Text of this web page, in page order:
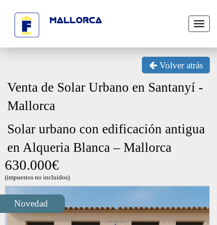
Toggle
Volver atrás
Venta de Solar Urbano en Santanyí -
Mallorca
Solar urbano con edificación antigua
en Alqueria Blanca – Mallorca
630.000€
(impuestos no incluidos)
Novedad